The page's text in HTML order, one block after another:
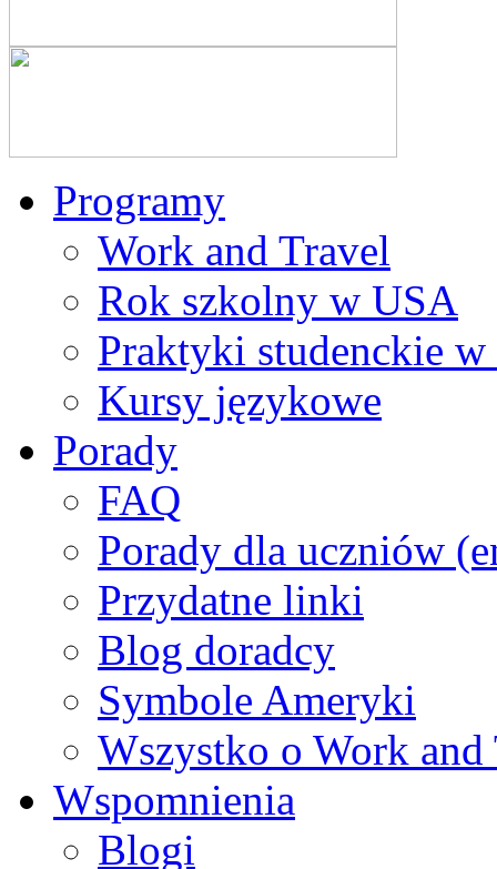
Programy
Work and Travel
Rok szkolny w USA
Praktyki studenckie
Kursy językowe
Porady
FAQ
Porady dla uczniów
Przydatne linki
Blog doradcy
Symbole Ameryki
Wszystko o Work and
Wspomnienia
Blogi